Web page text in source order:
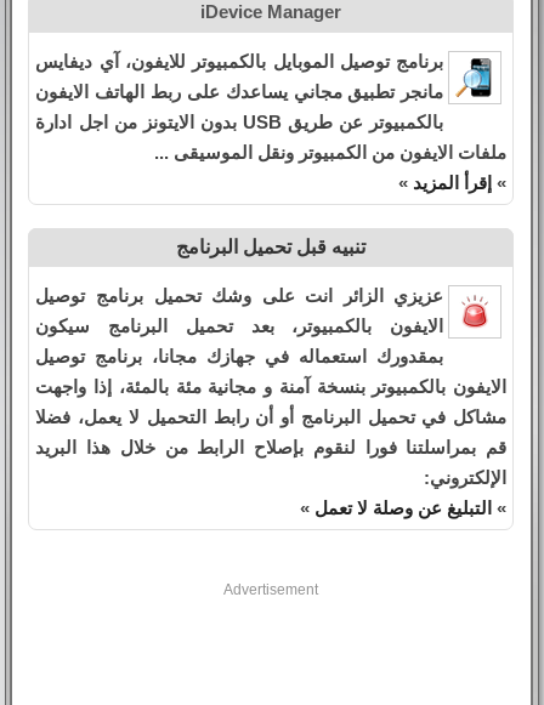
iDevice Manager
برنامج توصيل الموبايل بالكمبيوتر للايفون، آي ديفايس
مانجر تطبيق مجاني يساعدك على ربط الهاتف الايفون
بالكمبيوتر عن طريق USB بدون الايتونز من اجل ادارة
ملفات الايفون من الكمبيوتر ونقل الموسيقى ...
» إقرأ المزيد »
تنبيه قبل تحميل البرنامج
عزيزي الزائر انت على وشك تحميل برنامج توصيل
الايفون بالكمبيوتر، بعد تحميل البرنامج سيكون
بمقدورك استعماله في جهازك مجانا، برنامج توصيل
الايفون بالكمبيوتر بنسخة آمنة و مجانية مئة بالمئة، إذا واجهت
مشاكل في تحميل البرنامج أو أن رابط التحميل لا يعمل، فضلا
قم بمراسلتنا فورا لنقوم بإصلاح الرابط من خلال هذا البريد
الإلكتروني:
» التبليغ عن وصلة لا تعمل »
Advertisement